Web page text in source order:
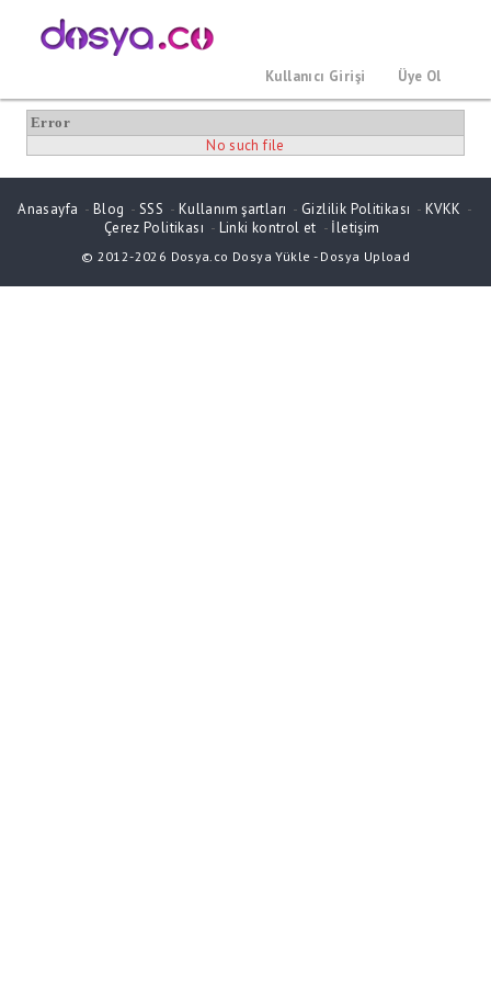
Kullanıcı Girişi Üye Ol
Error
No such file
Anasayfa - Blog -SSS - Kullanım şartları - Gizlilik Politikası - KVKK -
Çerez Politikası - Linki kontrol et - İletişim
© 2012-2026 Dosya.co Dosya Yükle - Dosya Upload